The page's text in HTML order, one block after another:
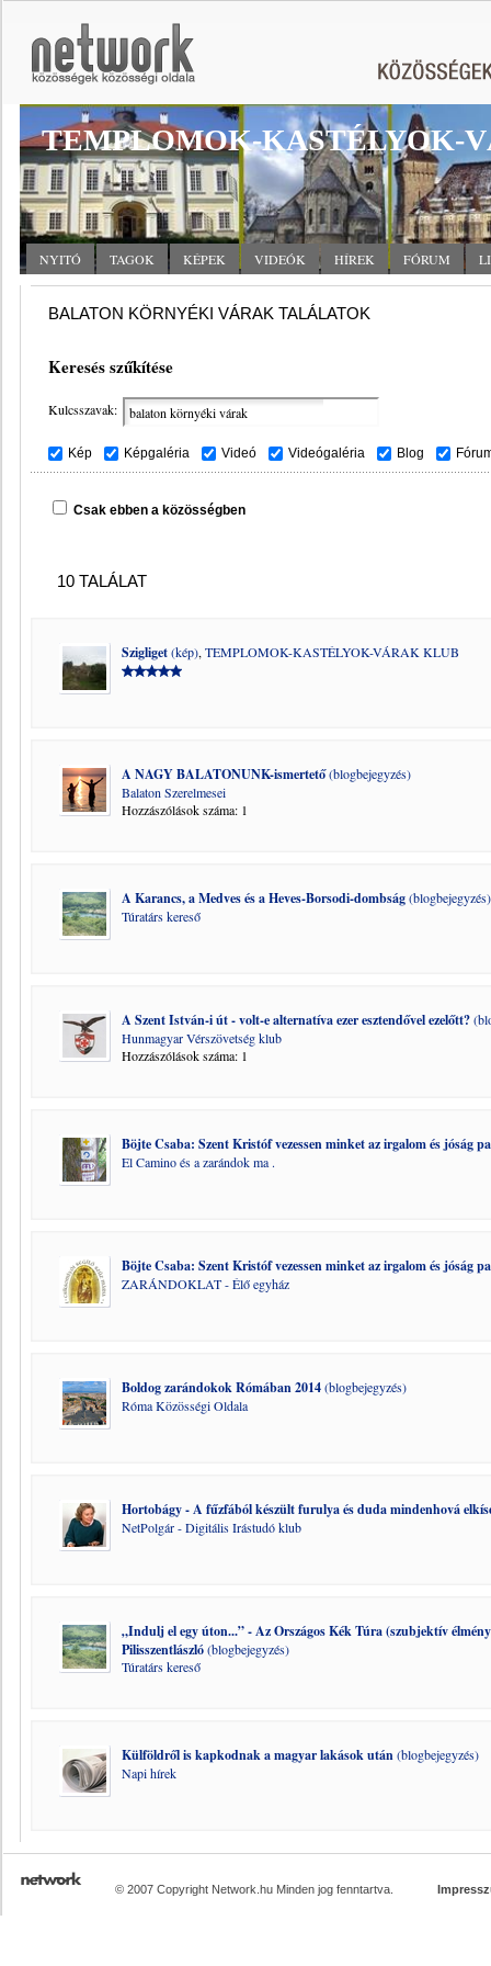
TEMPLOMOK-KASTÉLYOK-
NYITÓ TAGOK KÉPEK VIDEÓK HÍREK FÓRUM
BALATON KÖRNYÉKI VÁRAK TALÁLATOK
Keresés szűkítése
Kulcsszavak:
Kép Képgaléria Videó Videógaléria Blog
Csak ebben a közösségben
10 TALÁLAT
Szigliget(kép), TEMPLOMOK-KASTÉLYOK-VÁRAK KLUB
A NAGY BALATONUNK-ismertető(blogbejegyzés)
Balaton Szerelmesei
Hozzászólások száma: 1
A Karancs, a Medves és a Heves-Borsodi-dombság(blogbejegyzés)
Túratárs kereső
A Szent István-i út - volt-e alternatíva ezer esztendővel ezelőtt?
Hunmagyar Vérszövetség klub
Hozzászólások száma: 1
Böjte Csaba: Szent Kristóf vezessen minket az irgalom és jóság
El Camino és a zarándok ma .
Böjte Csaba: Szent Kristóf vezessen minket az irgalom és jóság
ZARÁNDOKLAT - Élő egyház
Boldog zarándokok Rómában 2014(blogbejegyzés)
Róma Közösségi Oldala
Hortobágy - A fűzfából készült furulya és duda mindenhová
NetPolgár - Digitális Irástudó klub
„Indulj el egy úton...” - Az Országos Kék Túra (szubjektív
Pilisszentlászló(blogbejegyzés)
Túratárs kereső
Külföldről is kapkodnak a magyar lakások után(blogbejegyzés)
Napi hírek
© 2007 Copyright Network.hu Minden jog fenntartva.